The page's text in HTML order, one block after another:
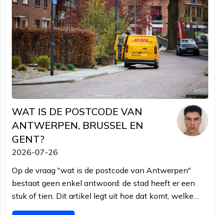
WAT IS DE POSTCODE VAN
ANTWERPEN, BRUSSEL EN
GENT?
2026-07-26
Op de vraag "wat is de postcode van Antwerpen"
bestaat geen enkel antwoord: de stad heeft er een
stuk of tien. Dit artikel legt uit hoe dat komt, welke
postcodes bij de drie grootste steden horen, en